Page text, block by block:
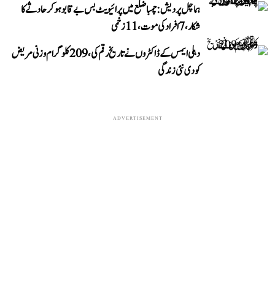
ہماچل پردیش: چمبا ضلع میں پرائیویٹ بس بے قابو ہوکر حادثے کا
شکار، 7 افراد کی موت، 11 زخمی
دہلی ایمس کے ڈاکٹروں نے تاریخ رقم کی، 209 کلوگرام وزنی مریض
کو دی نئی زندگی
ADVERTISEMENT